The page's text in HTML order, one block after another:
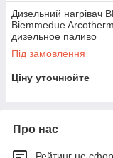
Дизельний нагрівач
Biemmedue Arcotherm,
дизельное паливо
Під замовлення
Ціну уточнюйте
Про нас